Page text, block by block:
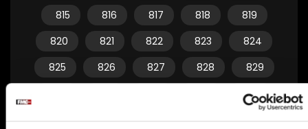
815
816 817 818
819
820
821 822 823
824
825
826 827 828
829
834
835
836 837 838
839